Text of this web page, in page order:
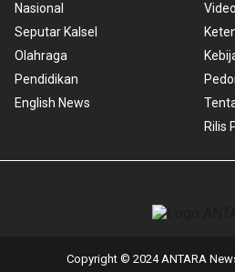
Nasional
Seputar Kalsel
Olahraga
Pendidikan
English News
Video
Rilis
Copyright © 2024 ANTARA